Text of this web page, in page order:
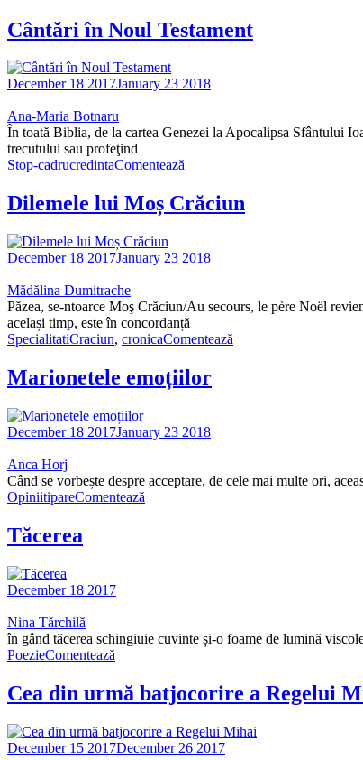
Cântări în Noul Testament
December 18 2017January 23 2018
Ana-Maria Botnaru
În toată Biblia, de la cartea Genezei la Apocalipsa Sfântului
trecutului sau profeţind
Stop-cadrucredintaComentează
Dilemele lui Moș Crăciun
December 18 2017January 23 2018
Mădălina Dumitrache
Păzea, se-ntoarce Moş Crăciun/Au secours, le père Noël
același timp, este în concordanță
SpecialitatiCraciun, cronicaComentează
Marionetele emoțiilor
December 18 2017January 23 2018
Anca Horj
Când se vorbește despre acceptare, de cele mai multe ori,
OpiniitipareComentează
Tăcerea
December 18 2017
Nina Tărchilă
în gând tăcerea schingiuie cuvinte și-o foame de lumină
PoezieComentează
Cea din urmă batjocorire a Regelui
December 15 2017December 26 2017